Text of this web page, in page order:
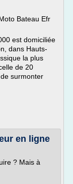
Bateau Efr
est domiciliée
dans Hauts-
la plus
de 20
surmonter
en ligne
? Mais à